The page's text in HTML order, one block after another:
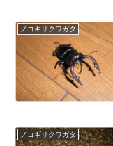
ノコギリクワガタ
ノコギリクワガタ